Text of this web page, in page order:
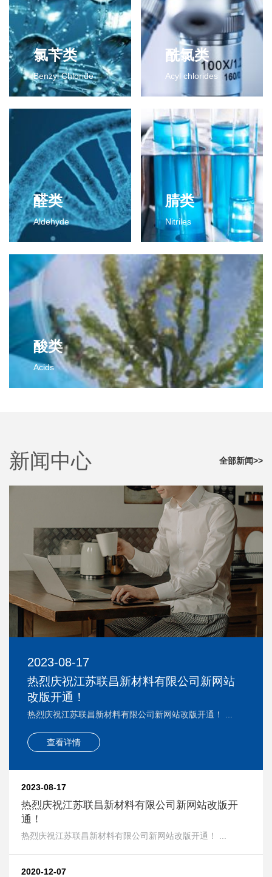
氯苄类
Benzyl Chloride
氯苄类
2-氯-4-氟二氯甲苯
2-氯-4-氟三氯甲苯
更多>>
酰氯类
Acyl chlorides
酰氯类
2-氯-4-氟苯甲酰氯
2,6-二氯苯甲酰氯
2,3-二氯苯甲酰氯
间氯苯甲酰氯
间氟苯甲酰氯
2-氯代异丁酰氯
对甲基苯甲酰氯
更多>>
醛类
Aldehyde
醛类
2,6-二氯苯甲醛
2,3-二氯苯甲醛
邻氟苯甲醛
间氟苯甲醛
间氯苯甲醛
更多>>
腈类
Nitriles
腈类
2,4-二氯苯腈
对氟苯甲腈
邻氟苯甲腈
间氟苯甲腈
间氯苯甲腈
对氯苯甲腈
对氟苯乙腈
邻氟苯乙腈
间氟苯乙腈
酸类
Acids
更多>>
新闻中心 全部新闻>>
2023-08-17
热烈庆祝江苏联昌新材料有限公司新网站
改版开通！
热烈庆祝江苏联昌新材料有限公司新网站改版开通！ ...
查看详情
2023-08-17
热烈庆祝江苏联昌新材料有限公司新网站改版开
通！
热烈庆祝江苏联昌新材料有限公司新网站改版开通！ ...
2020-12-07